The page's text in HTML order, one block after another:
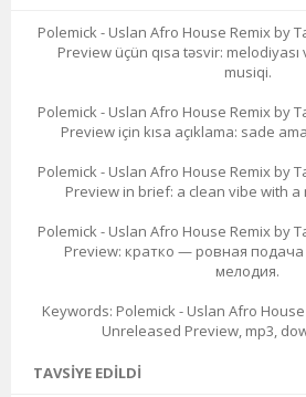
Polemick - Uslan Afro House Remix by
Preview üçün qısa təsvir:
musiqi.
Polemick - Uslan Afro House Remix by
Preview için kısa açıklama: sade
Polemick - Uslan Afro House Remix by
Preview in brief: a clean vibe with
Polemick - Uslan Afro House Remix by
Preview: кратко — ровная
мелодия.
Keywords: Polemick - Uslan Afro House
Unreleased Preview, mp3,
TAVSIYE EDILDI